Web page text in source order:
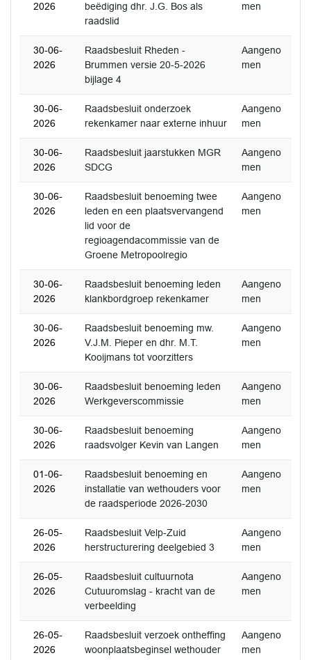
2026
beëdiging dhr. J.G. Bos als
raadslid
men
30-06-
2026
Raadsbesluit Rheden -
Brummen versie 20-5-2026
bijlage 4
Aangeno
men
30-06-
2026
Raadsbesluit onderzoek
rekenkamer naar externe inhuur
Aangeno
men
30-06-
2026
Raadsbesluit jaarstukken MGR
SDCG
Aangeno
men
30-06-
2026
Raadsbesluit benoeming twee
leden en een plaatsvervangend
lid voor de
regioagendacommissie van de
Groene Metropoolregio
Aangeno
men
30-06-
2026
Raadsbesluit benoeming leden
klankbordgroep rekenkamer
Aangeno
men
30-06-
2026
Raadsbesluit benoeming mw.
V.J.M. Pieper en dhr. M.T.
Kooijmans tot voorzitters
Aangeno
men
30-06-
2026
Raadsbesluit benoeming leden
Werkgeverscommissie
Aangeno
men
30-06-
2026
Raadsbesluit benoeming
raadsvolger Kevin van Langen
Aangeno
men
01-06-
2026
Raadsbesluit benoeming en
installatie van wethouders voor
de raadsperiode 2026-2030
Aangeno
men
26-05-
2026
Raadsbesluit Velp-Zuid
herstructurering deelgebied 3
Aangeno
men
26-05-
2026
Raadsbesluit cultuurnota
Cutuuromslag - kracht van de
verbeelding
Aangeno
men
26-05-
2026
Raadsbesluit verzoek ontheffing
woonplaatsbeginsel wethouder
Aangeno
men